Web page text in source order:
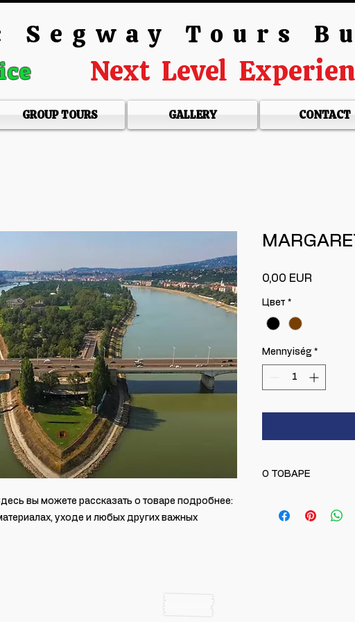
Segway Tours
Next Level
GROUP TOURS GALLERY CONTACT
вы можете рассказать о товаре подробнее:
уходе и любых других важных
0,00 EUR
Цвет *
Mennyiség *
О ТОВАРЕ
что он из себя